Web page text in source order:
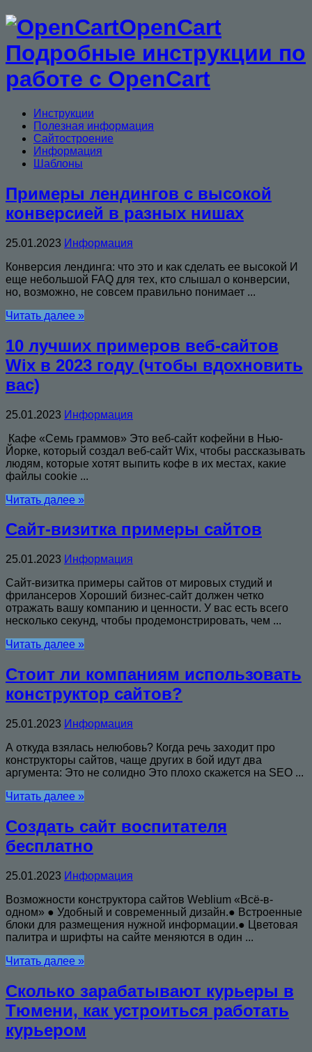
OpenCart
Подробные инструкции по
работе с OpenCart
Инструкции
Полезная информация
Сайтостроение
Информация
Шаблоны
Примеры лендингов с высокой
конверсией в разных нишах
25.01.2023 Информация
Конверсия лендинга: что это и как сделать ее высокой И
еще небольшой FAQ для тех, кто слышал о конверсии,
но, возможно, не совсем правильно понимает ...
Читать далее »
10 лучших примеров веб-сайтов
Wix в 2023 году (чтобы вдохновить
вас)
25.01.2023 Информация
Кафе «Семь граммов» Это веб-сайт кофейни в Нью-
Йорке, который создал веб-сайт Wix, чтобы рассказывать
людям, которые хотят выпить кофе в их местах, какие
файлы cookie ...
Читать далее »
Сайт-визитка примеры сайтов
25.01.2023 Информация
Сайт-визитка примеры сайтов от мировых студий и
фрилансеров Хороший бизнес-сайт должен четко
отражать вашу компанию и ценности. У вас есть всего
несколько секунд, чтобы продемонстрировать, чем ...
Читать далее »
Стоит ли компаниям использовать
конструктор сайтов?
25.01.2023 Информация
А откуда взялась нелюбовь? Когда речь заходит про
конструкторы сайтов, чаще других в бой идут два
аргумента: Это не солидно Это плохо скажется на SEO ...
Читать далее »
Создать сайт воспитателя
бесплатно
25.01.2023 Информация
Возможности конструктора сайтов Weblium «Всё-в-
одном» ● Удобный и современный дизайн.● Встроенные
блоки для размещения нужной информации.● Цветовая
палитра и шрифты на сайте меняются в один ...
Читать далее »
Сколько зарабатывают курьеры в
Тюмени, как устроиться работать
курьером